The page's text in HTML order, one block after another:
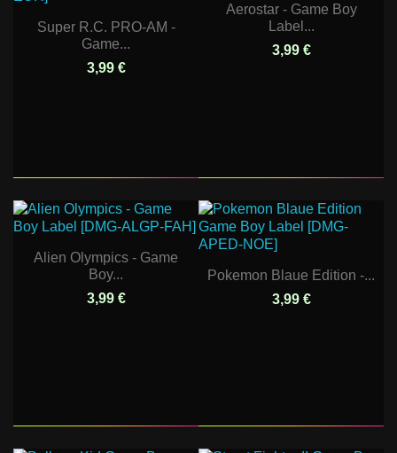
Super R.C. PRO-AM -
Game...
3,99 €
Aerostar - Game Boy
Label...
3,99 €
Alien Olympics - Game
Boy...
3,99 €
Pokemon Blaue Edition -...
3,99 €